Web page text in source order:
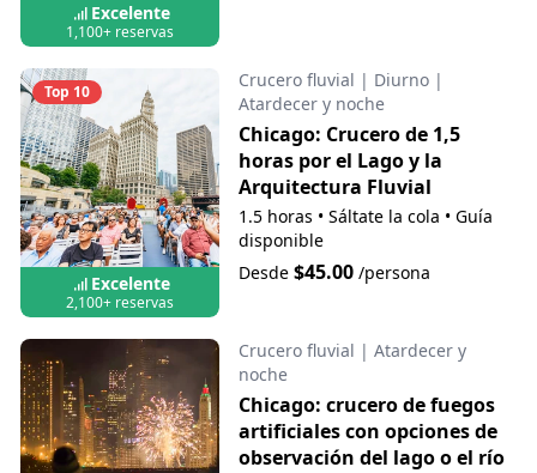
Excelente
1,100+ reservas
Top 10
Excelente
2,100+ reservas
Crucero fluvial | Diurno |
Atardecer y noche
Chicago: Crucero de 1,5
horas por el Lago y la
Arquitectura Fluvial
1.5 horas • Sáltate la cola • Guía
disponible
Desde $45.00/persona
Crucero fluvial | Atardecer y
noche
Chicago: crucero de fuegos
artificiales con opciones de
observación del lago o el río